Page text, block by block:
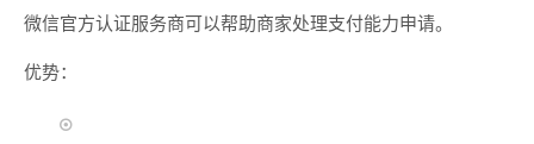
微信官方认证服务商可以帮助商家处理支付能力申请。
优势：